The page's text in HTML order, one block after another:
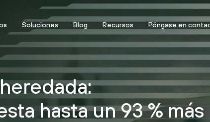
Soluciones Blog Recursos Póngase en
hasta un 93 % más